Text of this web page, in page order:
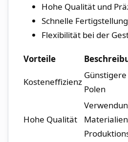
Hohe Qualität und
Schnelle Fertigstellung
Flexibilität bei der
Vorteile
Kosteneffizienz
Polen
Hohe Qualität